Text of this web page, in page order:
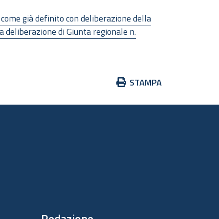
già definito con deliberazione della
di Giunta regionale n.
Azioni
documento
STAMPA